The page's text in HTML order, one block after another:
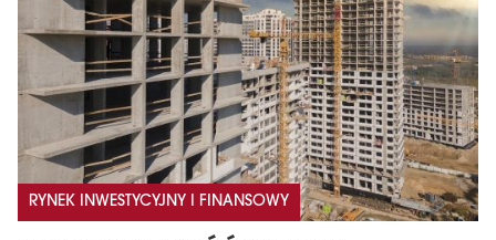
RYNEK INWESTYCYJNY I FINANSOWY